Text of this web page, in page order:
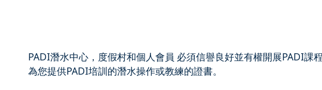
PADI潛水中心，度假村和個人會員 必須信譽良好並有權開展PADI課
為您提供PADI培訓的潛水操作或教練的證書。